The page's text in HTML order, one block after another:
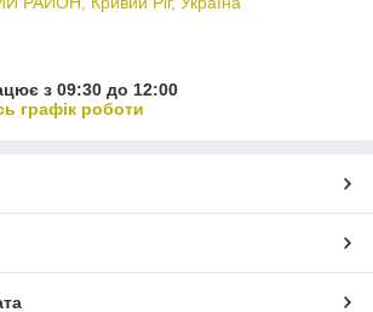
з 09:30 до 12:00
графік роботи